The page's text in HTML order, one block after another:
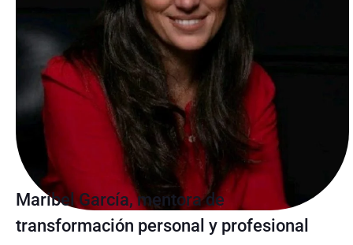
Maribel García, mentora de
transformación personal y profesional